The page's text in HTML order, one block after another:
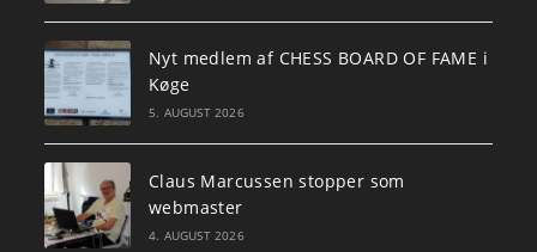
Nyt medlem af CHESS BOARD OF FAME i
Køge
5. AUGUST 2026
Claus Marcussen stopper som
webmaster
4. AUGUST 2026